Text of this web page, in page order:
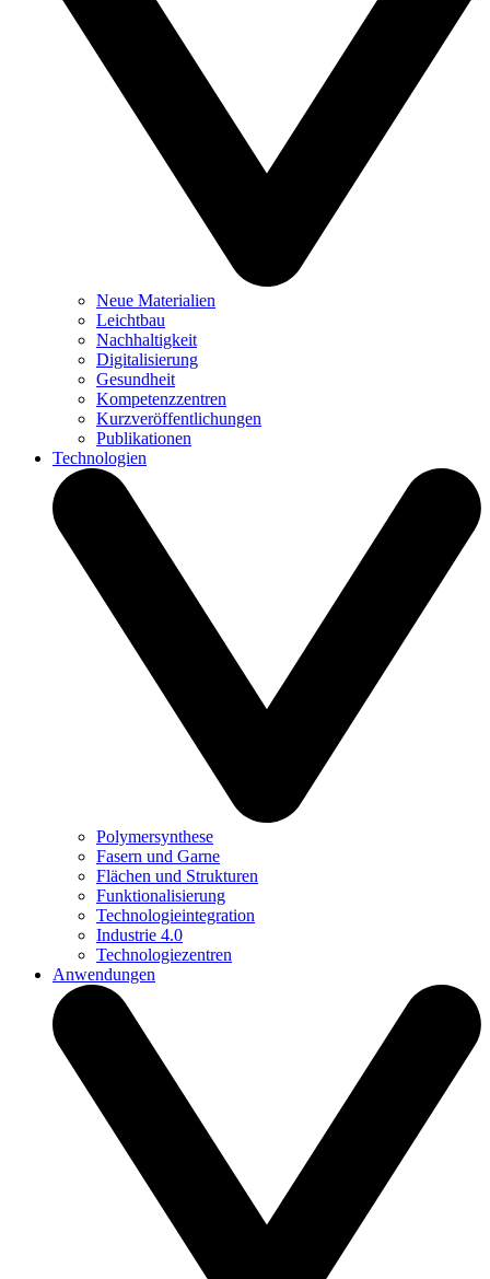
Neue Materialien
Leichtbau
Nachhaltigkeit
Digitalisierung
Gesundheit
Kompetenzzentren
Kurzveröffentlichungen
Publikationen
Technologien
Polymersynthese
Fasern und Garne
Flächen und Strukturen
Funktionalisierung
Technologieintegration
Industrie 4.0
Technologiezentren
Anwendungen